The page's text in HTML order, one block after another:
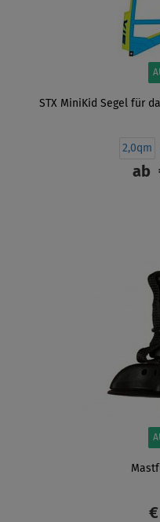
STX MiniKid Segel für
2,0qm
ab